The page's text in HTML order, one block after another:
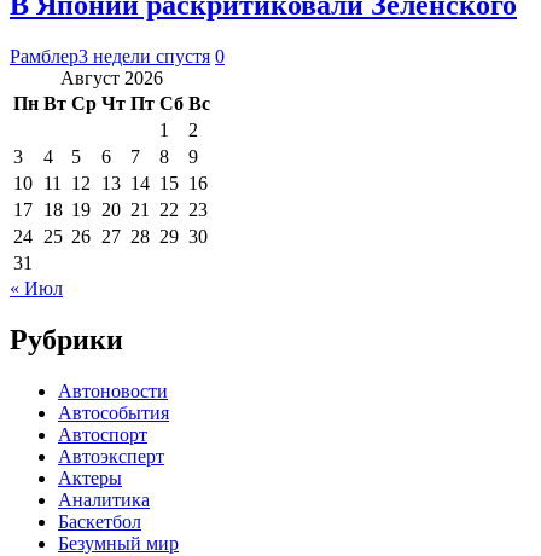
Рамблер3 недели спустя 0
Август 2026
Пн Вт Ср Чт Пт Сб Вс
1
2
3
4 5 6 7 8
9
10 11 12 13 14 15 16
17 18 19 20 21 22 23
24 25 26 27 28 29 30
31
« Июл
Рубрики
Автоновости
Автособытия
Автоспорт
Автоэксперт
Актеры
Аналитика
Баскетбол
Безумный мир